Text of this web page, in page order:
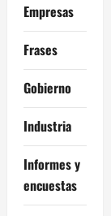
Empresas
Frases
Gobierno
Industria
Informes y
encuestas